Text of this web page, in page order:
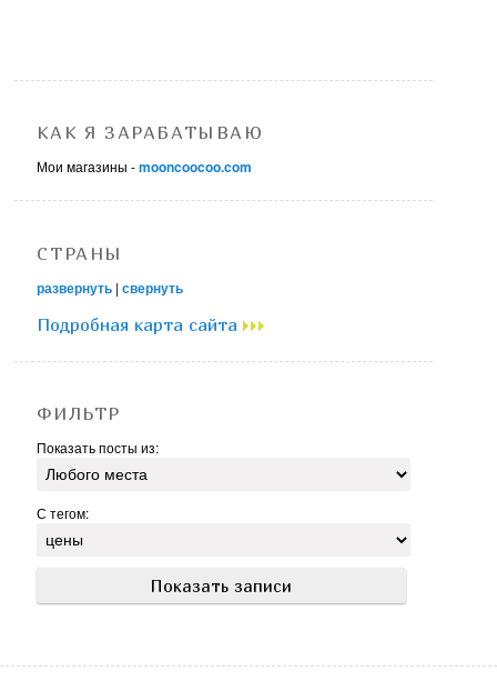
КАК Я ЗАРАБАТЫВАЮ
Мои магазины -mooncoocoo.com
СТРАНЫ
развернуть |свернуть
Подробная карта сайта
ФИЛЬТР
Показать посты из:
С тегом: